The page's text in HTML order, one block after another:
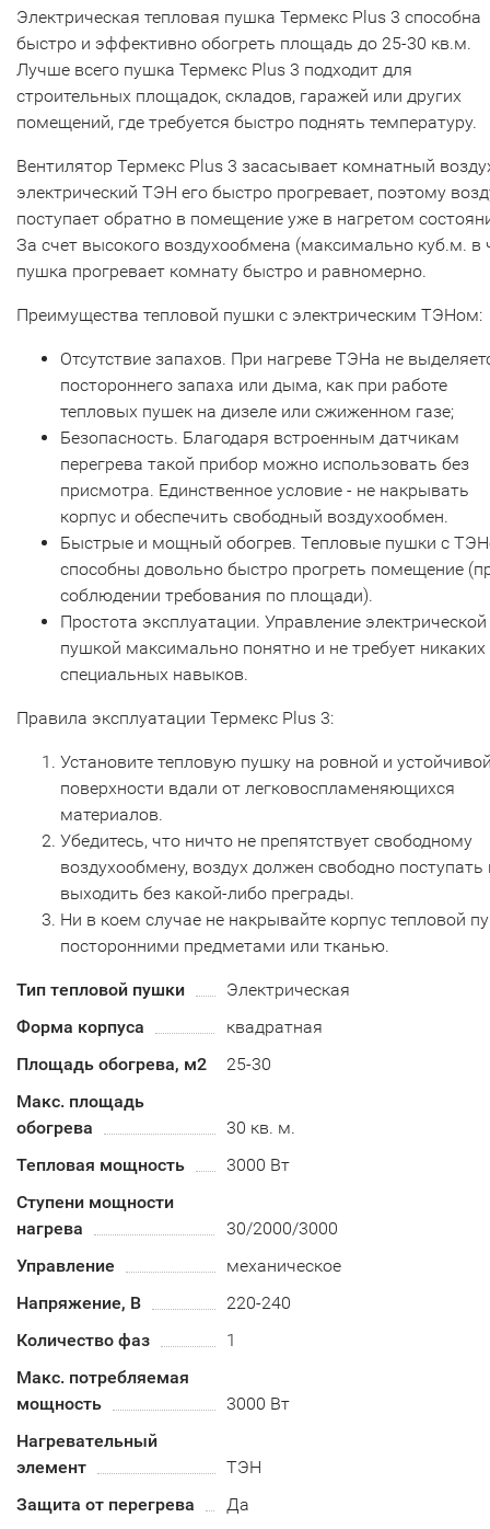
Электрическая тепловая пушка Термекс Plus 3 способна
быстро и эффективно обогреть площадь до 25-30 кв.м.
Лучше всего пушка Термекс Plus 3 подходит для
строительных площадок, складов, гаражей или других
помещений, где требуется быстро поднять температуру.
Вентилятор Термекс Plus 3 засасывает комнатный
электрический ТЭН его быстро прогревает, поэтому
поступает обратно в помещение уже в нагретом
За счет высокого воздухообмена (максимально куб.м. в
пушка прогревает комнату быстро и равномерно.
Преимущества тепловой пушки с электрическим ТЭНом:
Отсутствие запахов. При нагреве ТЭНа не
постороннего запаха или дыма, как при работе
тепловых пушек на дизеле или сжиженном газе;
Безопасность. Благодаря встроенным датчикам
перегрева такой прибор можно использовать без
присмотра. Единственное условие - не накрывать
корпус и обеспечить свободный воздухообмен.
Быстрые и мощный обогрев. Тепловые пушки с
способны довольно быстро прогреть помещение
соблюдении требования по площади).
Простота эксплуатации. Управление электрической
пушкой максимально понятно и не требует никаких
специальных навыков.
Правила эксплуатации Термекс Plus 3:
Установите тепловую пушку на ровной и
поверхности вдали от легковоспламеняющихся
материалов.
Убедитесь, что ничто не препятствует свободному
воздухообмену, воздух должен свободно поступать
выходить без какой-либо преграды.
Ни в коем случае не накрывайте корпус тепловой
посторонними предметами или тканью.
Тип тепловой пушки
Электрическая
Форма корпуса
квадратная
Площадь обогрева, м2
25-30
Макс. площадь
обогрева
30 кв. м.
Тепловая мощность
3000 Вт
Ступени мощности
нагрева
30/2000/3000
Управление
механическое
Напряжение, В
220-240
Количество фаз
1
Макс. потребляемая
мощность
3000 Вт
Нагревательный
элемент
ТЭН
Защита от перегрева
Да